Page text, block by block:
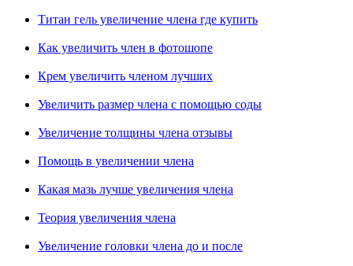
Титан гель увеличение члена где купить
Как увеличить член в фотошопе
Крем увеличить членом лучших
Увеличить размер члена с помощью соды
Увеличение толщины члена отзывы
Помощь в увеличении члена
Какая мазь лучше увеличения члена
Теория увеличения члена
Увеличение головки члена до и после